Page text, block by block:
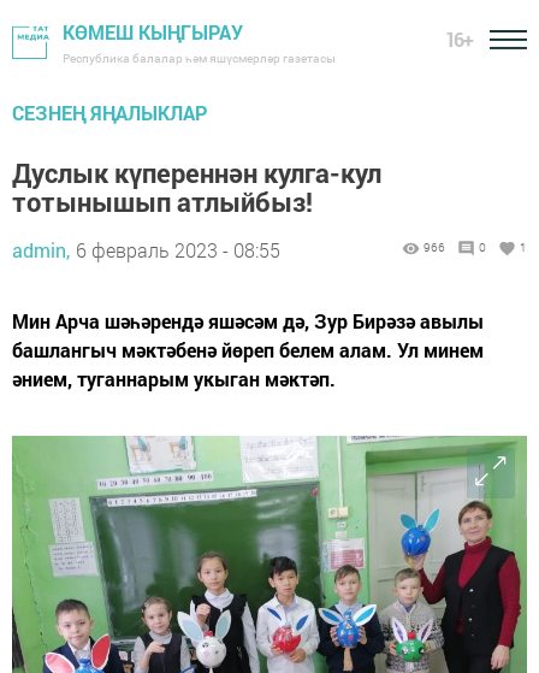
КӨМЕШ КЫҢГЫРАУ
Республика балалар һәм яшүсмерләр газетасы
16+
СЕЗНЕҢ ЯҢАЛЫКЛАР
Дуслык күпереннән кулга-кул
тотынышып атлыйбыз!
admin, 6 февраль 2023 - 08:55 966 0 1
Мин Арча шәһәрендә яшәсәм дә, Зур Бирәзә авылы
башлангыч мәктәбенә йөреп белем алам. Ул минем
әнием, туганнарым укыган мәктәп.